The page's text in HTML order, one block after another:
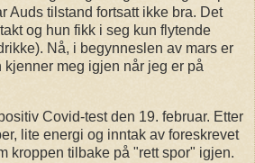
Auds tilstand fortsatt ikke bra. Det
og hun fikk i seg kun flytende
Nå, i begynneslen av mars er
kjenner meg igjen når jeg er på
Covid-test den 19. februar. Etter
lite energi og inntak av foreskrevet
kroppen tilbake på "rett spor" igjen.